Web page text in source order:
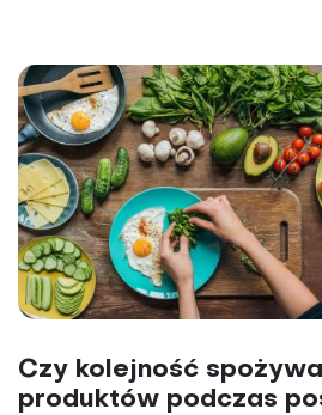
Czy kolejność
produktów podczas